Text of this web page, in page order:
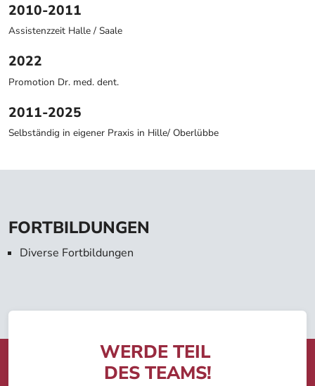
2010-2011
Assistenzzeit Halle / Saale
2022
Promotion Dr. med. dent.
2011-2025
Selbständig in eigener Praxis in Hille/ Oberlübbe
FORTBILDUNGEN
Diverse Fortbildungen
WERDE TEIL
DES TEAMS!